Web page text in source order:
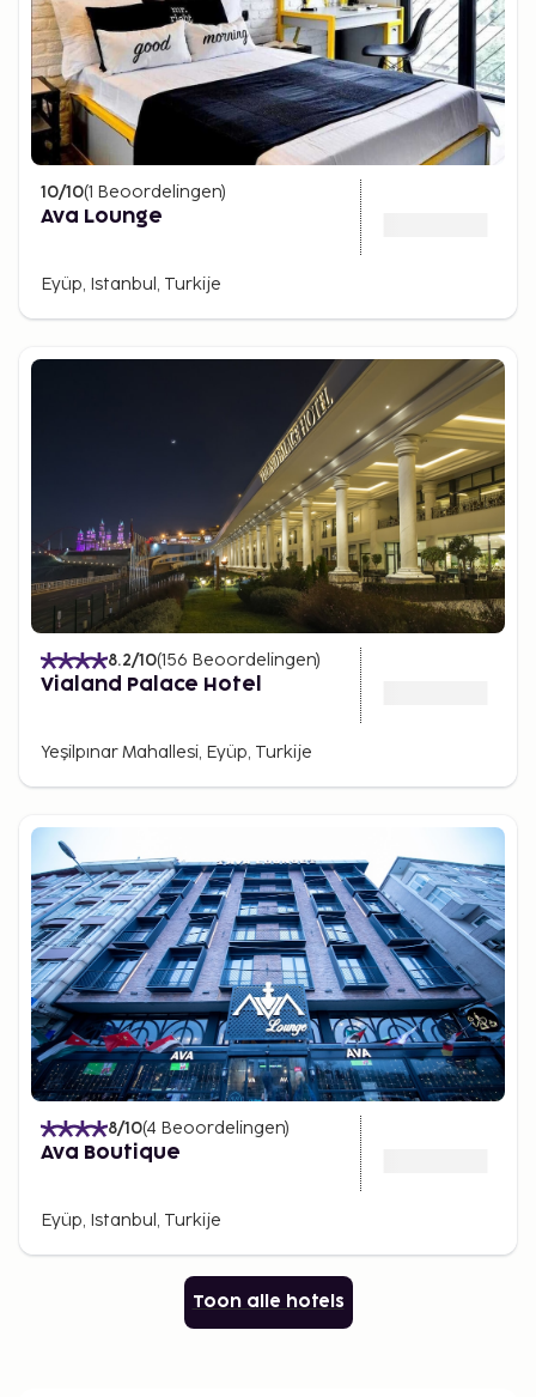
10/10(1 Beoordelingen)
Ava Lounge
Eyüp, Istanbul, Turkije
8.2/10(156 Beoordelingen)
Vialand Palace Hotel
Yeşilpınar Mahallesi, Eyüp, Turkije
8/10(4 Beoordelingen)
Ava Boutique
Eyüp, Istanbul, Turkije
Toon alle hotels